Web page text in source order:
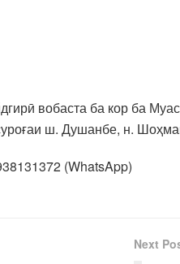
вобаста ба кор ба
ш. Душанбе, н.
(WhatsApp)
Next